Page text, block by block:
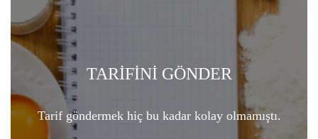
TARİFİNİ GÖNDER
Tarif göndermek hiç bu kadar kolay olmamıştı.